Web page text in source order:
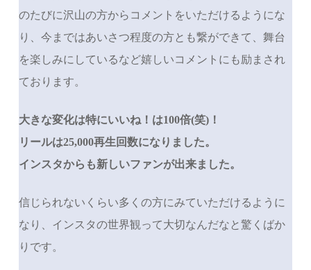
のたびに沢山の方からコメントをいただけるようにな
り、今まではあいさつ程度の方とも繋ができて、舞台
を楽しみにしているなど嬉しいコメントにも励まされ
ております。
大きな変化は特にいいね！は100倍(笑)！
リールは25,000再生回数になりました。
インスタからも新しいファンが出来ました。
信じられないくらい多くの方にみていただけるように
なり、インスタの世界観って大切なんだなと驚くばか
りです。